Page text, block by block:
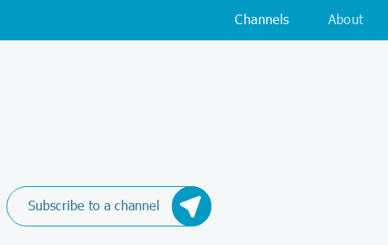
Channels About
Subscribe to a channel